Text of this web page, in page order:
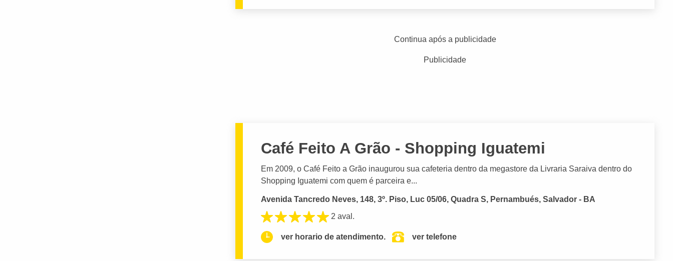
Continua após a publicidade
Publicidade
Café Feito A Grão - Shopping Iguatemi
Em 2009, o Café Feito a Grão inaugurou sua cafeteria dentro da megastore da Livraria Saraiva dentro do
Shopping Iguatemi com quem é parceira e...
Avenida Tancredo Neves, 148, 3º. Piso, Luc 05/06, Quadra S, Pernambués, Salvador - BA
2 aval.
ver horario de atendimento. ver telefone